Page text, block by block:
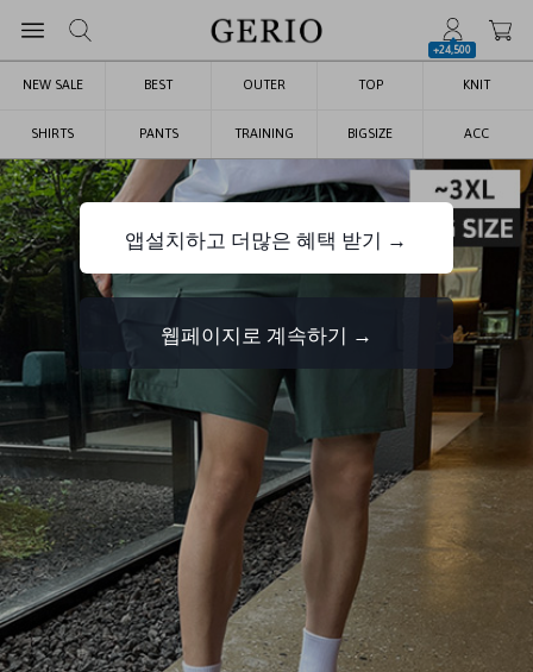
+24,500
NEW SALE BEST OUTER TOP KNIT
SHIRTS PANTS TRAINING BIGSIZE ACC
앱설치하고 더많은 혜택 받기 →
웹페이지로 계속하기 →